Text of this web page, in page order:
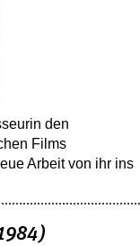
den
Films
Arbeit von ihr ins